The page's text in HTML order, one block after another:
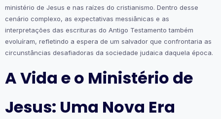
ministério de Jesus e nas raízes do cristianismo. Dentro desse
cenário complexo, as expectativas messiânicas e as
interpretações das escrituras do Antigo Testamento também
evoluíram, refletindo a espera de um salvador que confrontaria as
circunstâncias desafiadoras da sociedade judaica daquela época.
A Vida e o Ministério de
Jesus: Uma Nova Era